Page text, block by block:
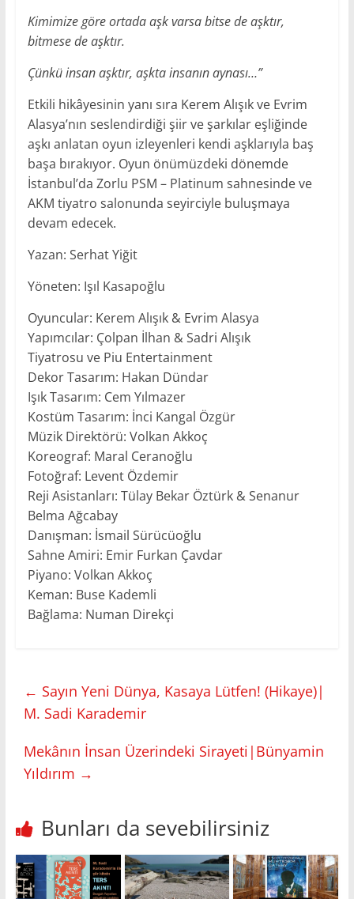
Kimimize göre ortada aşk varsa bitse de aşktır,
bitmese de aşktır.
Çünkü insan aşktır, aşkta insanın aynası…”
Etkili hikâyesinin yanı sıra Kerem Alışık ve Evrim
Alasya’nın seslendirdiği şiir ve şarkılar eşliğinde
aşkı anlatan oyun izleyenleri kendi aşklarıyla baş
başa bırakıyor. Oyun önümüzdeki dönemde
İstanbul’da Zorlu PSM – Platinum sahnesinde ve
AKM tiyatro salonunda seyirciyle buluşmaya
devam edecek.
Yazan: Serhat Yiğit
Yöneten: Işıl Kasapoğlu
Oyuncular: Kerem Alışık & Evrim Alasya
Yapımcılar: Çolpan İlhan & Sadri Alışık
Tiyatrosu ve Piu Entertainment
Dekor Tasarım: Hakan Dündar
Işık Tasarım: Cem Yılmazer
Kostüm Tasarım: İnci Kangal Özgür
Müzik Direktörü: Volkan Akkoç
Koreograf: Maral Ceranoğlu
Fotoğraf: Levent Özdemir
Reji Asistanları: Tülay Bekar Öztürk & Senanur
Belma Ağcabay
Danışman: İsmail Sürücüoğlu
Sahne Amiri: Emir Furkan Çavdar
Piyano: Volkan Akkoç
Keman: Buse Kademli
Bağlama: Numan Direkçi
← Sayın Yeni Dünya, Kasaya Lütfen! (Hikaye)|
M. Sadi Karademir
Mekânın İnsan Üzerindeki Sirayeti|Bünyamin
Yıldırım →
Bunları da sevebilirsiniz